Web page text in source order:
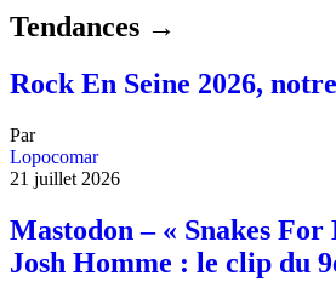
Tendances →
Rock En Seine 2026,
Par
Lopocomar
21 juillet 2026
Mastodon – « Snakes
Josh Homme : le clip du